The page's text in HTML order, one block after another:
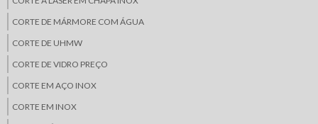
CORTE DE MÁRMORE COM ÁGUA
CORTE DE UHMW
CORTE DE VIDRO PREÇO
CORTE EM AÇO INOX
CORTE EM INOX